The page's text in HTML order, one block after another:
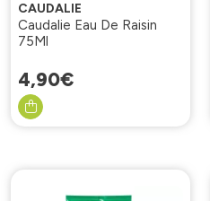
CAUDALIE
Caudalie Eau De Raisin
75Ml
4,90€